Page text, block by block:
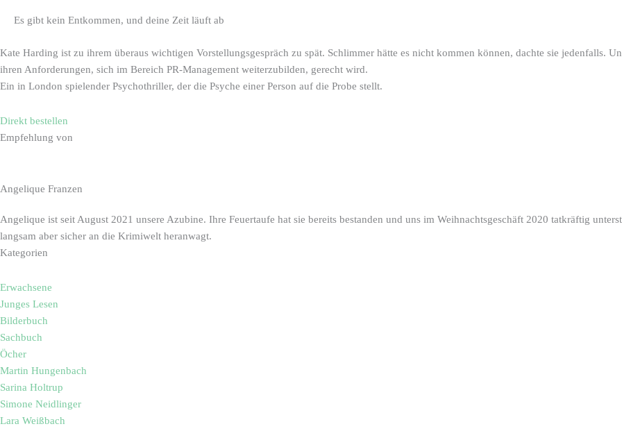
Es gibt kein Entkommen, und deine Zeit läuft ab
Kate Harding ist zu ihrem überaus wichtigen Vorstellungsgespräch zu spät. Schlimmer hätte es nicht kommen können, dachte sie jedenfalls.
ihren Anforderungen, sich im Bereich PR-Management weiterzubilden, gerecht wird.
Ein in London spielender Psychothriller, der die Psyche einer Person auf die Probe stellt.
Direkt bestellen
Empfehlung von
Angelique Franzen
Angelique ist seit August 2021 unsere Azubine. Ihre Feuertaufe hat sie bereits bestanden und uns im Weihnachtsgeschäft 2020 tatkräftig
langsam aber sicher an die Krimiwelt heranwagt.
Kategorien
Erwachsene
Junges Lesen
Bilderbuch
Sachbuch
Öcher
Martin Hungenbach
Sarina Holtrup
Simone Neidlinger
Lara Weißbach